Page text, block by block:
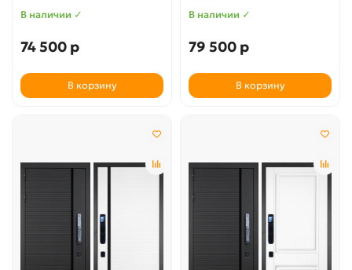
В наличии ✓
74 500 р
В корзину
В наличии ✓
79 500 р
В корзину